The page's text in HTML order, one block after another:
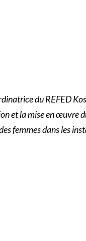
du REFED
et la mise en œuvre
femmes dans les